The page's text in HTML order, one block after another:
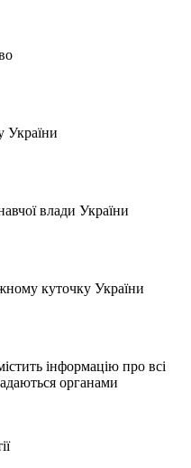
України
влади України
куточку України
інформацію про всі
органами